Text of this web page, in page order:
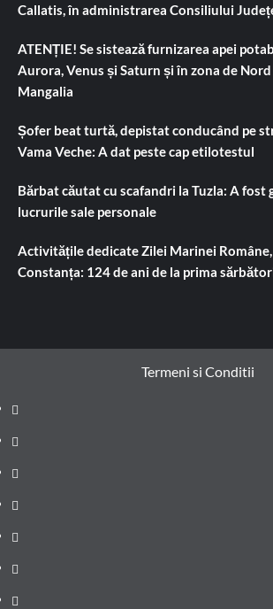
Callatis, în administrarea Consiliului
ATENȚIE! Se sistează furnizarea apei
Aurora, Venus și Saturn și în zona de
Mangalia
Șofer beat turtă, depistat conducând pe
Vama Veche: A dat peste cap etilotestul
Bărbat căutat cu scafandri la Tuzla: A fost
lucrurile sale personale
Activitățile dedicate Zilei Marinei
Constanța: 124 de ani de la prima
Termeni si Conditii
Prima
pagină
Știri
de
ultima
Administrație
locală
Actualitate
Justiție
Cultura
Sănătate